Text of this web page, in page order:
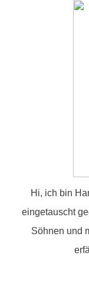
Hi, ich bin
eingetauscht
Söhnen und